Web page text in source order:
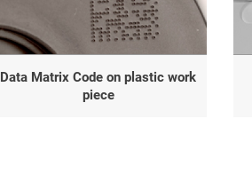
Data Matrix Code on plastic work
piece